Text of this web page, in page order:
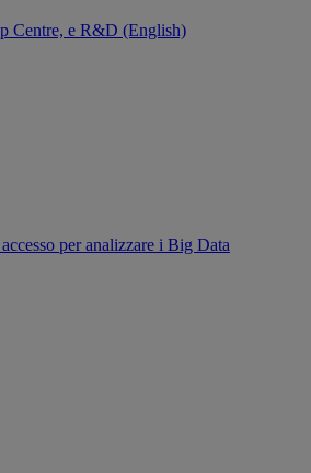
Centre, e R&D (English)
per analizzare i Big Data